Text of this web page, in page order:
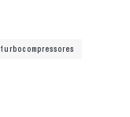
turbocompressores